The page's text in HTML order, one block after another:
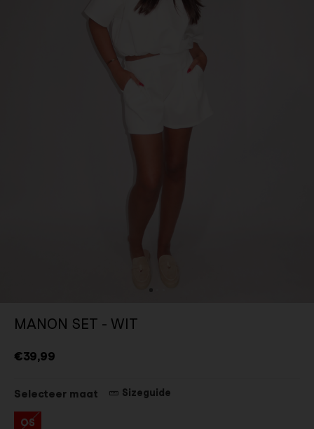
MANON SET - WIT
€39,99
Selecteer maat Sizeguide
OS